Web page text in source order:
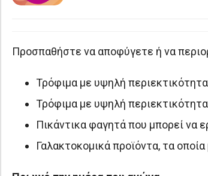
Προσπαθήστε να αποφύγετε ή να
Τρόφιμα με υψηλή
Τρόφιμα με υψηλή
Πικάντικα φαγητά που μπορεί να
Γαλακτοκομικά προϊόντα, τα